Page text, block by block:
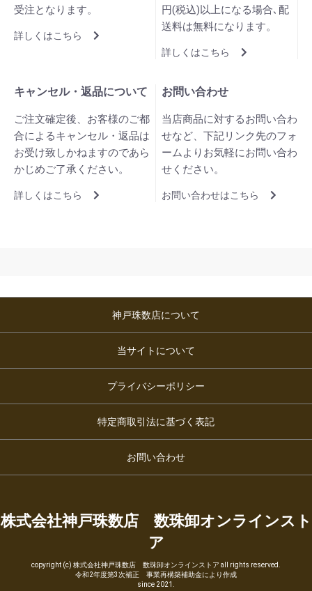
受注となります。
詳しくはこちら
円(税込)以上になる場合､配
送料は無料になります。
詳しくはこちら
キャンセル・返品について
ご注文確定後、お客様のご都
合によるキャンセル・返品は
お受け致しかねますのであら
かじめご了承ください。
詳しくはこちら
お問い合わせ
当店商品に対するお問い合わ
せなど、下記リンク先のフォ
ームよりお気軽にお問い合わ
せください。
お問い合わせはこちら
神戸珠数店について
当サイトについて
プライバシーポリシー
特定商取引法に基づく表記
お問い合わせ
株式会社神戸珠数店 数珠卸オンラインスト
ア
copyright (c) 株式会社神戸珠数店 数珠卸オンラインストア all rights reserved.
令和2年度第3次補正 事業再構築補助金により作成
since 2021.